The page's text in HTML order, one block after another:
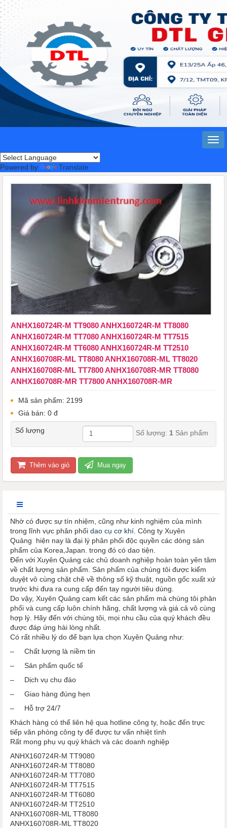
Powered by Translate
ANHX160724R-M TT9080 ANHX160724R-M TT8080
ANHX160724R-M TT7080 ANHX160724R-M TT7515
ANHX160724R-M TT6080 ANHX160724R-M TT2510
ANHX160708R-ML TT8080 ANHX160708R-ML TT8020
ANHX160708R-ML TT7800 ANHX160708R-MR TT8080
ANHX160708R-MR TT7800 ANHX160708R-MR
Mã sản phẩm: 2199
Giá bán: 0 đ
Số lượng Số lượng: 1 Sản phẩm
Thêm vào giỏ Mua ngay
Nhờ có được sự tín nhiệm, cũng như kinh nghiệm của mình
trong lĩnh vực phân phối dao cụ cơ khí . Công ty Xuyên
Quảng hiện nay là đại lý phân phối độc quyền các dòng sản
phẩm của Korea,Japan. trong đó có dao tiện.
Đến với Xuyên Quảng các chủ doanh nghiệp hoàn toàn yên tâm
về chất lượng sản phẩm. Sản phẩm của chúng tôi được kiểm
duyệt vô cùng chặt chẽ về thông số kỹ thuật, nguồn gốc xuất xứ
trước khi đưa ra cung cấp đến tay người tiêu dùng.
Do vậy, Xuyên Quảng cam kết các sản phẩm mà chúng tôi phân
phối và cung cấp luôn chính hãng, chất lượng và giá cả vô cùng
hợp lý. Hãy đến với chúng tôi, mọi nhu cầu của quý khách đều
được đáp ứng hài lòng nhất.
Có rất nhiều lý do để bạn lựa chọn Xuyên Quảng như:
– Chất lượng là niềm tin
– Sản phẩm quốc tế
– Dịch vụ chu đáo
– Giao hàng đúng hẹn
– Hỗ trợ 24/7
Khách hàng có thể liên hệ qua hotline công ty, hoặc đến trực
tiếp văn phòng công ty để được tư vấn nhiệt tình
Rất mong phụ vụ quý khách và các doanh nghiệp
ANHX160724R-M TT9080
ANHX160724R-M TT8080
ANHX160724R-M TT7080
ANHX160724R-M TT7515
ANHX160724R-M TT6080
ANHX160724R-M TT2510
ANHX160708R-ML TT8080
ANHX160708R-ML TT8020